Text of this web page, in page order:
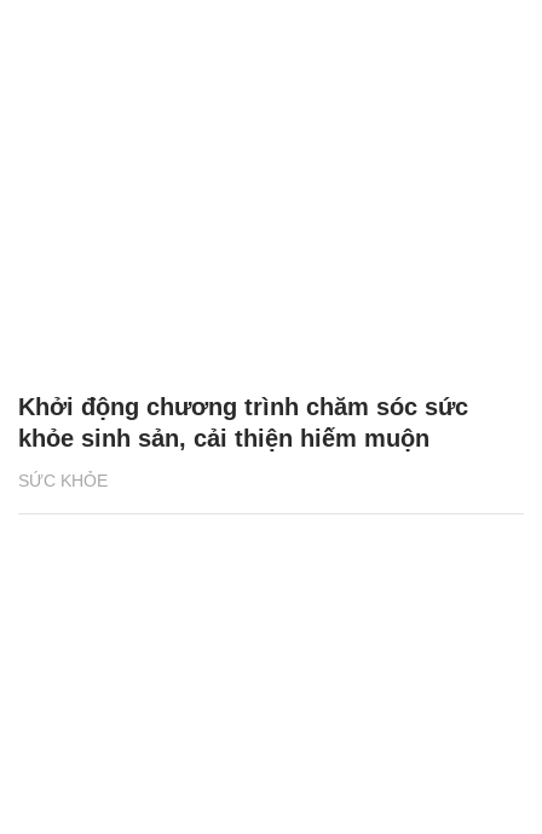
SỨC KHỎE
Khởi động chương trình chăm sóc sức
khỏe sinh sản, cải thiện hiếm muộn